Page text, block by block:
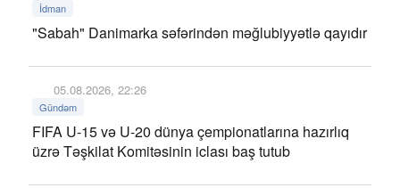
İdman
"Sabah" Danimarka səfərindən məğlubiyyətlə qayıdır
05.08.2026, 22:26
Gündəm
FIFA U-15 və U-20 dünya çempionatlarına hazırlıq
üzrə Təşkilat Komitəsinin iclası baş tutub